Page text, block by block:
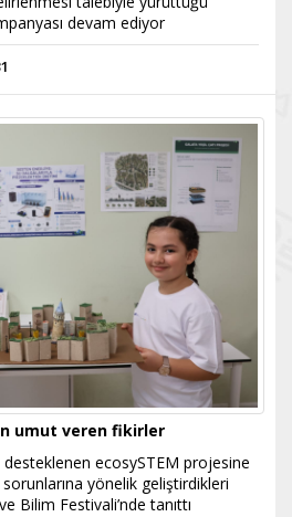
devam ediyor
umut veren fikirler
ecosySTEM projesine
yönelik geliştirdikleri
Bilim Festivali’nde tanıttı